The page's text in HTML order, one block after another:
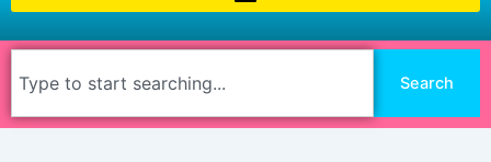
Search